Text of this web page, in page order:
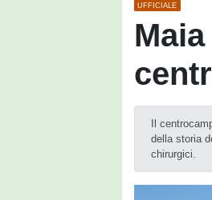
UFFICIALE
Il
della storia
chirurgici.